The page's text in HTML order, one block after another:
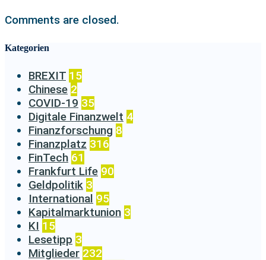
Comments are closed.
Kategorien
BREXIT 15
Chinese 2
COVID-19 35
Digitale Finanzwelt 4
Finanzforschung 8
Finanzplatz 316
FinTech 61
Frankfurt Life 90
Geldpolitik 3
International 95
Kapitalmarktunion 3
KI 15
Lesetipp 3
Mitglieder 232